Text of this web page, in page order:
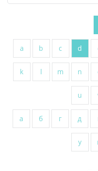
a b c d
k l m n
u
а б г д
у